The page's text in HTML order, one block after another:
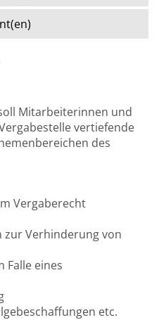
Mitarbeiterinnen und
vertiefende
des
Vergaberecht
zur Verhinderung von
Falle eines
etc.